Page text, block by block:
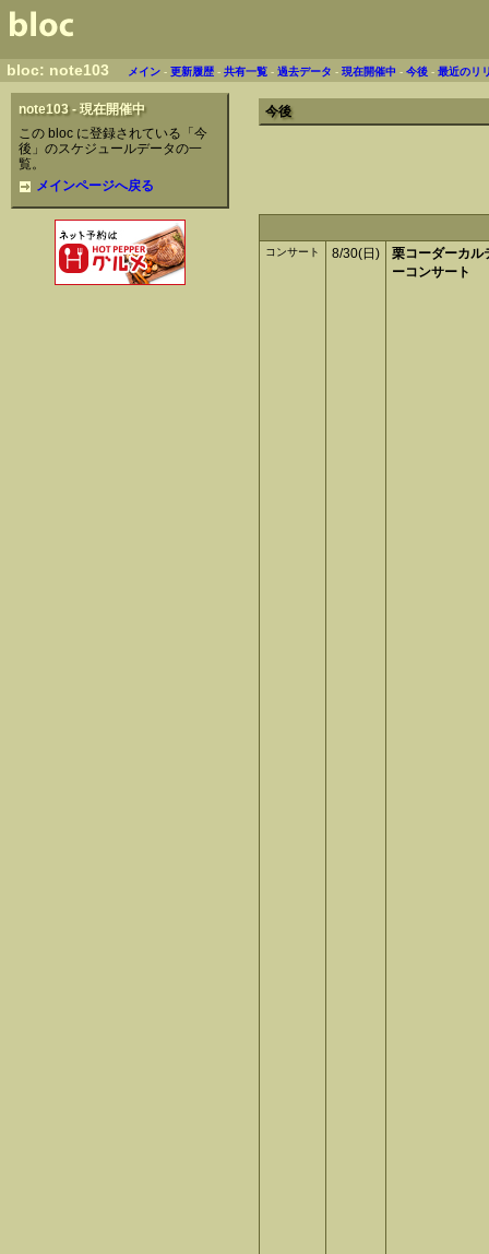
bloc: note103 メイン -更新履歴 -共有一覧 -過去データ -現在開催中 -今後 -最近のリ
note103 - 現在開催中
この bloc に登録されている「今
後」のスケジュールデータの一
覧。
メインページへ戻る
今後
コンサート 8/30(日)
栗コーダーカル
ーコンサート